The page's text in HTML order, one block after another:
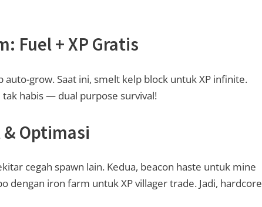
Fuel + XP Gratis
grow. Saat ini, smelt kelp block untuk XP infinite.
tak habis — dual purpose survival!
Optimasi
cegah spawn lain. Kedua, beacon haste untuk mine
dengan iron farm untuk XP villager trade. Jadi, hardcore